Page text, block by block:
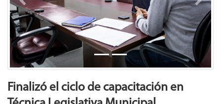
Previous Next
Finalizó el ciclo de capacitación en